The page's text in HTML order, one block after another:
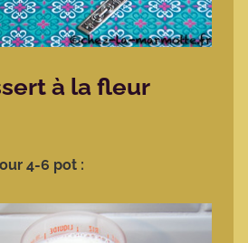
à la fleur
4-6 pot :